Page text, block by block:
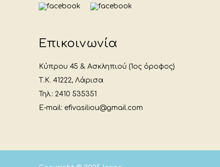
Επικοινωνία
Κύπρου 45 & Ασκληπιού (1ος όροφος)
Τ.Κ. 41222, Λάρισα
Τηλ.: 2410 535351
E-mail: efivasiliou@gmail.com